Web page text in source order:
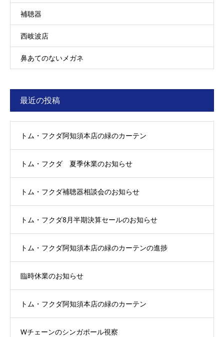
補聴器
西岐波店
鼻あてのないメガネ
最近の投稿
トム・フクダ阿知須本店の緑のカーテン
トム・フクダ 夏季休業のお知らせ
トム・フクダ補聴器相談会のお知らせ
トム・フクダ8月半期決算セールのお知らせ
トム・フクダ阿知須本店の緑のカーテンの進捗
臨時休業のお知らせ
トム・フクダ阿知須本店の緑のカーテン
Wチェーンのシンガポール視察